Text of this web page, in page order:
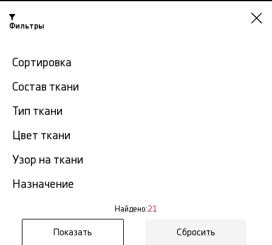
Казань
-15% на ткани по промокоду NY15
Бархат из Италии в Казани
Фильтр
Показать все
Фильтры
Сортировка
Состав ткани
Тип ткани
Цвет ткани
Узор на ткани
Назначение
Найдено:21
Сбросить